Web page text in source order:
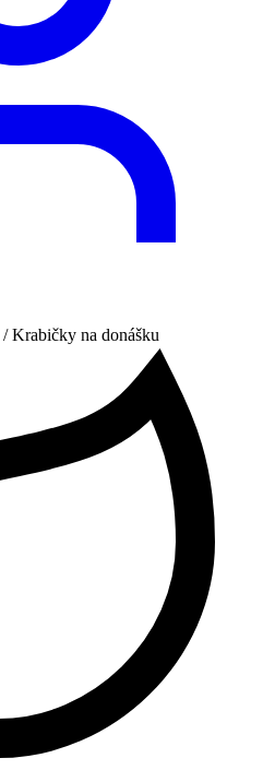
/ Krabičky na donášku